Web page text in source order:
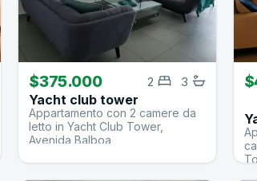
$375.000 3
2
Yacht club tower
Appartamento con 2 camere da
letto in Yacht Club Tower,
Avenida Balboa